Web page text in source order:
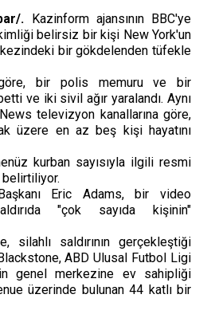
. Kazinform ajansının BBC'ye
belirsiz bir kişi New York'un
bir gökdelenden tüfekle
bir polis memuru ve bir
ve iki sivil ağır yaralandı. Aynı
televizyon kanallarına göre,
üzere en az beş kişi hayatını
kurban sayısıyla ilgili resmi
belirtiliyor.
Eric Adams, bir video
"çok sayıda kişinin"
silahlı saldırının gerçekleştiği
ABD Ulusal Futbol Ligi
genel merkezine ev sahipliği
üzerinde bulunan 44 katlı bir